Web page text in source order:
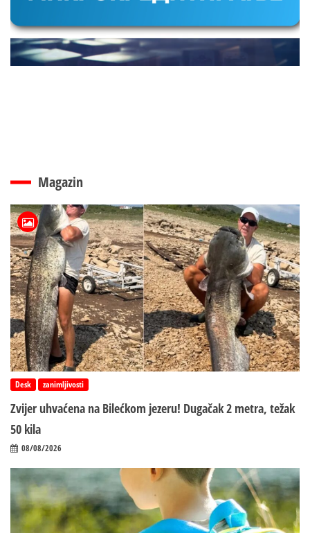
Magazin
Desk zanimljivosti
Zvijer uhvaćena na Bilećkom jezeru! Dugačak 2 metra, težak
50 kila
08/08/2026